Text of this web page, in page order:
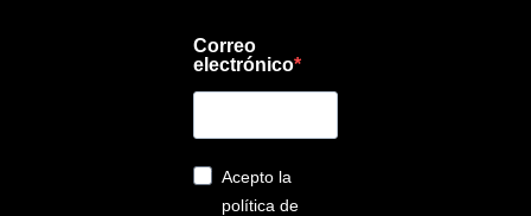
Correo
electrónico
Acepto la
política de